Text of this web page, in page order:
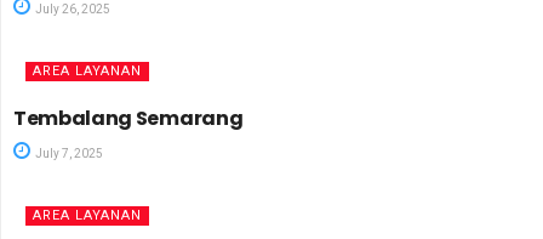
July 26, 2025
AREA LAYANAN
Tembalang Semarang
July 7, 2025
AREA LAYANAN